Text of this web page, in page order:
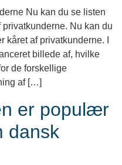
Nu kan du se listen
Nu kan du
af privatkunderne. I
billede af, hvilke
de forskellige
af […]
er populær
dansk